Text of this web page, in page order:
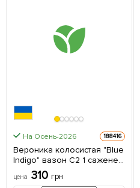
На Осень-2026 188416
Вероника колосистая "Blue
Indigo" вазон С2 1 саженец
в упаковке
цена 310 грн